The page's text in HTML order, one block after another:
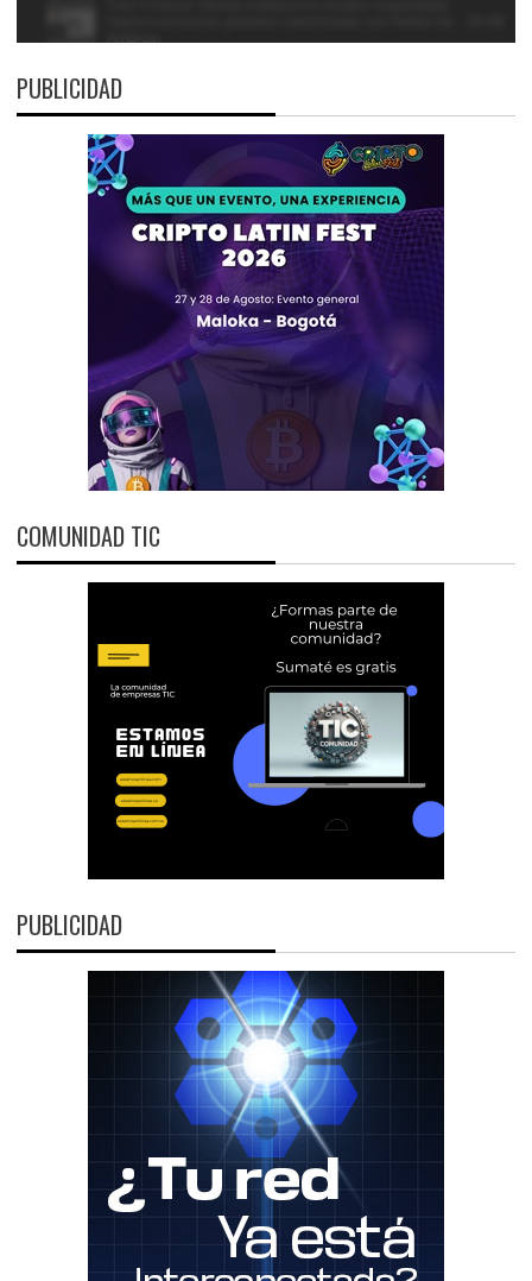
PUBLICIDAD
COMUNIDAD TIC
PUBLICIDAD